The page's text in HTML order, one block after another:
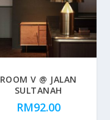
ROOM V @ JALAN
SULTANAH
RM92.00